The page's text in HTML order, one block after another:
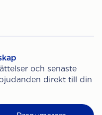
och senaste
direkt till din